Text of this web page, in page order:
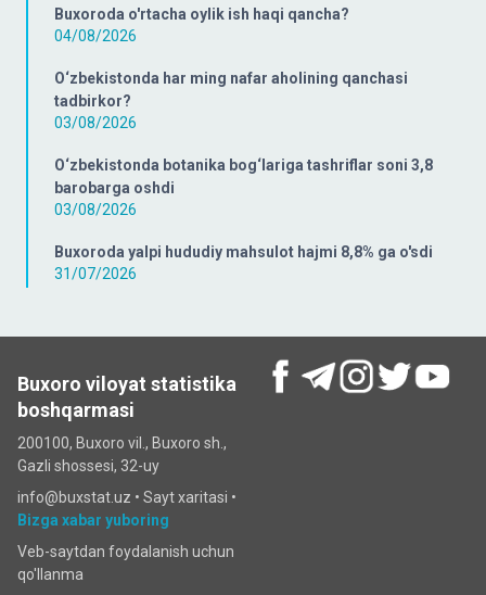
Buxoroda o'rtacha oylik ish haqi qancha?
04/08/2026
O‘zbekistonda har ming nafar aholining qanchasi
tadbirkor?
03/08/2026
O‘zbekistonda botanika bog‘lariga tashriflar soni 3,8
barobarga oshdi
03/08/2026
Buxoroda yalpi hududiy mahsulot hajmi 8,8% ga o'sdi
31/07/2026
Buxoro viloyat statistika
boshqarmasi
200100, Buxoro vil., Buxoro sh.,
Gazli shossesi, 32-uy
info@buxstat.uz • Sayt xaritasi •
Bizga xabar yuboring
Veb-saytdan foydalanish uchun
qo'llanma